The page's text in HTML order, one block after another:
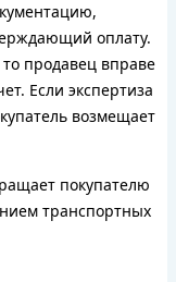
оплату.
продавец вправе
Если экспертиза
возмещает
покупателю
транспортных